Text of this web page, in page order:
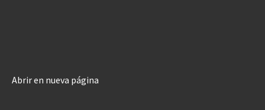
Abrir en nueva página